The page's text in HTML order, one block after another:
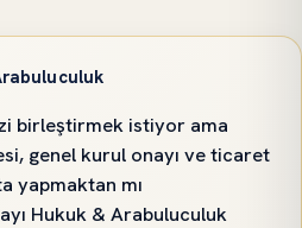
birleştirmek istiyor ama
genel kurul onayı ve ticaret
yapmaktan mı
Hukuk & Arabuluculuk